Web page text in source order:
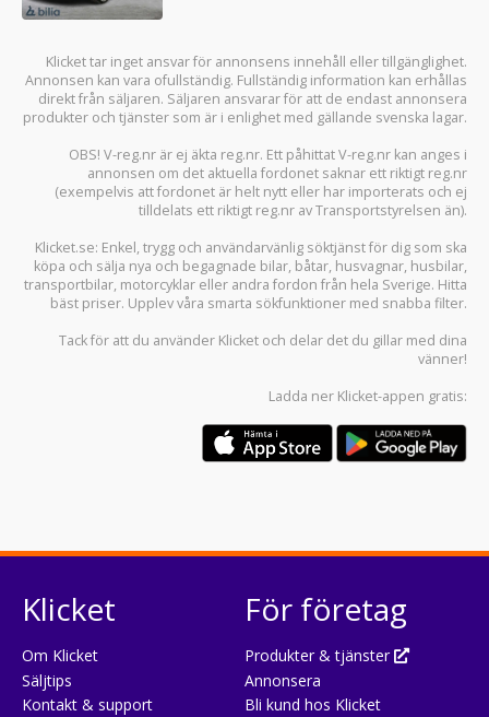
Klicket tar inget ansvar för annonsens innehåll eller tillgänglighet.
Annonsen kan vara ofullständig. Fullständig information kan erhållas
direkt från säljaren. Säljaren ansvarar för att de endast annonsera
produkter och tjänster som är i enlighet med gällande svenska lagar.
OBS! V-reg.nr är ej äkta reg.nr. Ett påhittat V-reg.nr kan anges i
annonsen om det aktuella fordonet saknar ett riktigt reg.nr
(exempelvis att fordonet är helt nytt eller har importerats och ej
tilldelats ett riktigt reg.nr av Transportstyrelsen än).
Klicket.se: Enkel, trygg och användarvänlig söktjänst för dig som ska
köpa och sälja nya och begagnade bilar, båtar, husvagnar, husbilar,
transportbilar, motorcyklar eller andra fordon från hela Sverige. Hitta
bäst priser. Upplev våra smarta sökfunktioner med snabba filter.
Tack för att du använder Klicket och delar det du gillar med dina
vänner!
Ladda ner Klicket-appen gratis:
Klicket
Om Klicket
Säljtips
Kontakt & support
För företag
Produkter & tjänster
Annonsera
Bli kund hos Klicket